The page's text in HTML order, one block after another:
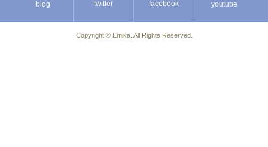
blog twitter facebook youtube
Copyright © Emika. All Rights Reserved.